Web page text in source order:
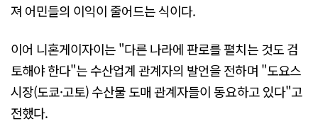
져 어민들의 이익이 줄어드는 식이다.
이어 니혼게이자이는 "다른 나라에 판로를 펼치는 것도 검
토해야 한다"는 수산업계 관계자의 발언을 전하며 "도요스
시장(도쿄·고토) 수산물 도매 관계자들이 동요하고 있다"고
전했다.